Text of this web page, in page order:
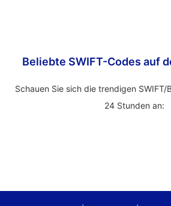
Beliebte SWIFT-Codes auf
Schauen Sie sich die trendigen
24 Stunden an: